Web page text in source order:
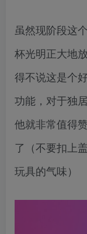
虽然现阶段这
杯光明正大地
得不说这是个
功能，对于独
他就非常值得
了（不要扣上
玩具的气味）